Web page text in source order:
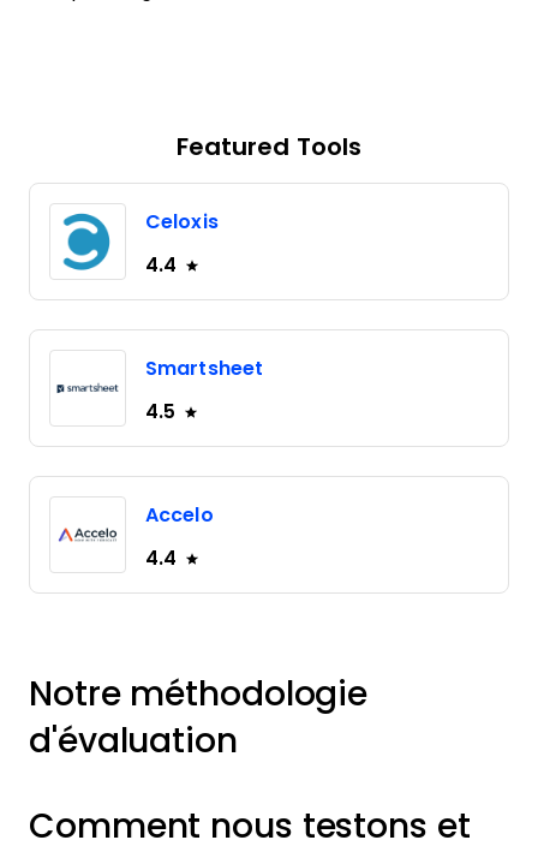
Featured Tools
Celoxis
4.4
Smartsheet
4.5
Accelo
4.4
Notre méthodologie
d'évaluation
Comment nous testons et